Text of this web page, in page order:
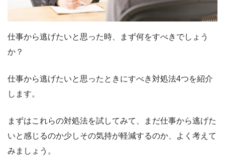
仕事から逃げたいと思った時、まず何をすべきでしょう
か？
仕事から逃げたいと思ったときにすべき対処法4つを紹介
します。
まずはこれらの対処法を試してみて、まだ仕事から逃げた
いと感じるのか少しその気持が軽減するのか、よく考えて
みましょう。